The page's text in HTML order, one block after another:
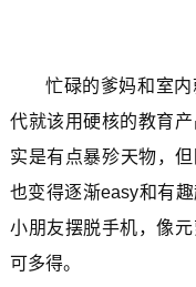
忙碌的爹妈和室
代就该用硬核的教育
实是有点暴殄天物，
也变得逐渐easy和有
小朋友摆脱手机，像
可多得。